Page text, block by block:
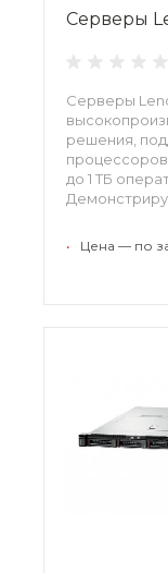
Серверы
Серверы
решения,
до 1 ТБ
проектов и
• Цена — по